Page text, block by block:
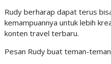
Rudy berharap dapat terus
kemampuannya untuk lebih
konten travel terbaru.
Pesan Rudy buat teman-